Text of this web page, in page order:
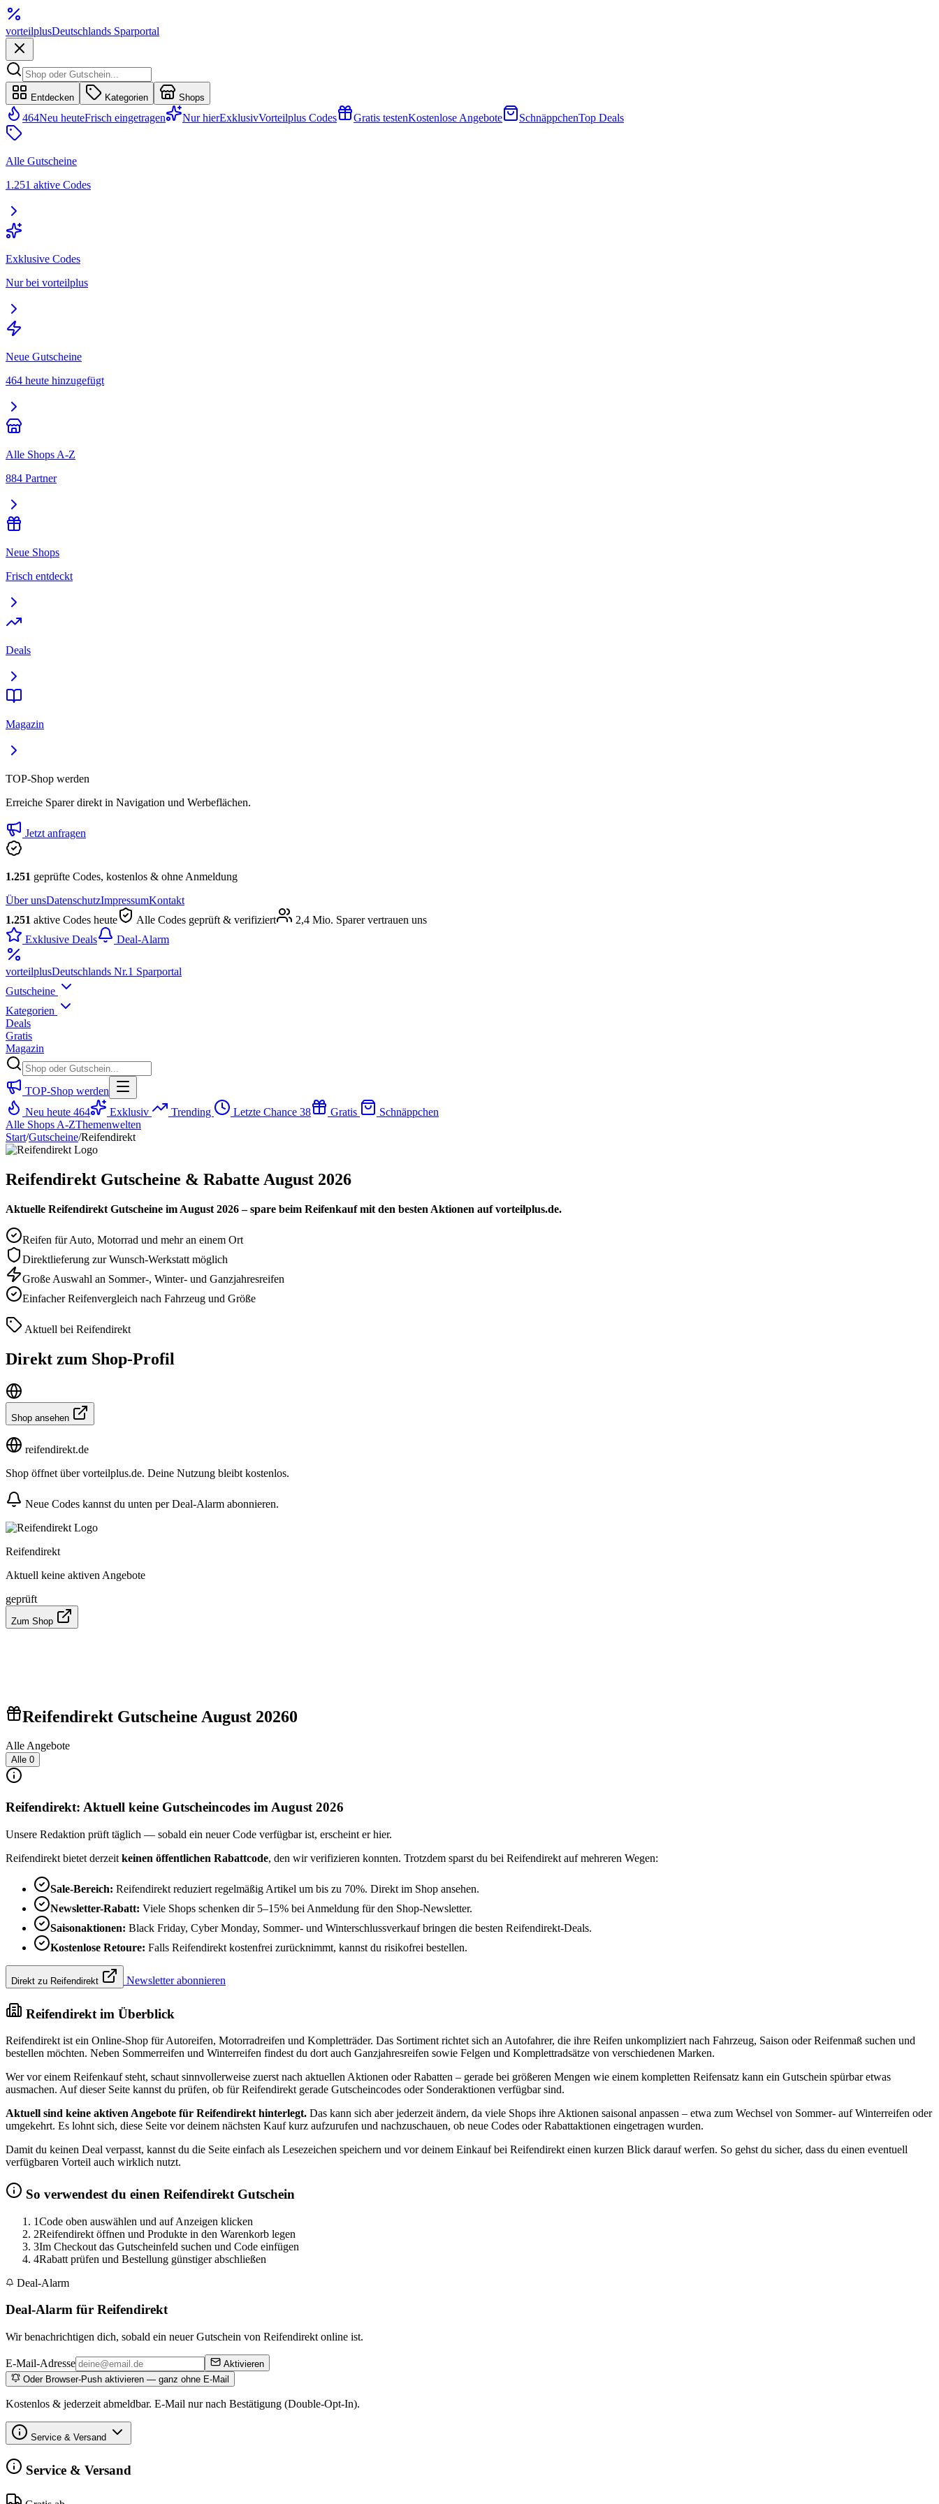
vorteilplusDeutschlands Sparportal
Entdecken Kategorien Shops
464Neu heuteFrisch eingetragen Nur hierExklusivVorteilplus Codes Gratis testenKostenlose Angebote SchnäppchenTop Deals
Alle Gutscheine
1.251 aktive Codes
Exklusive Codes
Nur bei vorteilplus
Neue Gutscheine
464 heute hinzugefügt
Alle Shops A-Z
884 Partner
Neue Shops
Frisch entdeckt
Deals
Magazin
TOP-Shop werden
Erreiche Sparer direkt in Navigation und Werbeflächen.
Jetzt anfragen
1.251 geprüfte Codes, kostenlos & ohne Anmeldung
Über unsDatenschutzImpressumKontakt
1.251 aktive Codes heute Alle Codes geprüft & verifiziert
2,4 Mio. Sparer vertrauen uns
Exklusive Deals
Deal-Alarm
vorteilplusDeutschlands Nr.1 Sparportal
Gutscheine
Kategorien
Deals
Gratis
Magazin
TOP-Shop werden
Neu heute 464 Exklusiv Trending Letzte Chance 38 Gratis
Schnäppchen
Alle Shops A-ZThemenwelten
Start/Gutscheine/Reifendirekt
Reifendirekt Gutscheine & Rabatte August 2026
Aktuelle Reifendirekt Gutscheine im August 2026 – spare beim Reifenkauf mit den besten Aktionen auf vorteilplus.de.
Reifen für Auto, Motorrad und mehr an einem Ort
Direktlieferung zur Wunsch-Werkstatt möglich
Große Auswahl an Sommer-, Winter- und Ganzjahresreifen
Einfacher Reifenvergleich nach Fahrzeug und Größe
Aktuell bei Reifendirekt
Direkt zum Shop-Profil
Shop ansehen
reifendirekt.de
Shop öffnet über vorteilplus.de. Deine Nutzung bleibt kostenlos.
Neue Codes kannst du unten per Deal-Alarm abonnieren.
Reifendirekt
Aktuell keine aktiven Angebote
geprüft
Zum Shop
Reifendirekt Gutscheine August 20260
Alle Angebote
Alle 0
Reifendirekt: Aktuell keine Gutscheincodes im August 2026
Unsere Redaktion prüft täglich — sobald ein neuer Code verfügbar ist, erscheint er hier.
Reifendirekt bietet derzeit keinen öffentlichen Rabattcode, den wir verifizieren konnten. Trotzdem sparst du bei Reifendirekt auf mehreren Wegen:
Sale-Bereich: Reifendirekt reduziert regelmäßig Artikel um bis zu 70%. Direkt im Shop ansehen.
Newsletter-Rabatt: Viele Shops schenken dir 5–15% bei Anmeldung für den Shop-Newsletter.
Saisonaktionen: Black Friday, Cyber Monday, Sommer- und Winterschlussverkauf bringen die besten Reifendirekt-Deals.
Kostenlose Retoure: Falls Reifendirekt kostenfrei zurücknimmt, kannst du risikofrei bestellen.
Direkt zu Reifendirekt Newsletter abonnieren
Reifendirekt im Überblick
Reifendirekt ist ein Online-Shop für Autoreifen, Motorradreifen und Kompletträder. Das Sortiment richtet sich an Autofahrer, die ihre Reifen unkompliziert nach Fahrzeug, Saison oder Reifenmaß suchen und
bestellen möchten. Neben Sommerreifen und Winterreifen findest du dort auch Ganzjahresreifen sowie Felgen und Komplettradsätze von verschiedenen Marken.
Wer vor einem Reifenkauf steht, schaut sinnvollerweise zuerst nach aktuellen Aktionen oder Rabatten – gerade bei größeren Mengen wie einem kompletten Reifensatz kann ein Gutschein spürbar etwas
ausmachen. Auf dieser Seite kannst du prüfen, ob für Reifendirekt gerade Gutscheincodes oder Sonderaktionen verfügbar sind.
Aktuell sind keine aktiven Angebote für Reifendirekt hinterlegt. Das kann sich aber jederzeit ändern, da viele Shops ihre Aktionen saisonal anpassen – etwa zum Wechsel von Sommer- auf Winterreifen oder
umgekehrt. Es lohnt sich, diese Seite vor deinem nächsten Kauf kurz aufzurufen und nachzuschauen, ob neue Codes oder Rabattaktionen eingetragen wurden.
Damit du keinen Deal verpasst, kannst du die Seite einfach als Lesezeichen speichern und vor deinem Einkauf bei Reifendirekt einen kurzen Blick darauf werfen. So gehst du sicher, dass du einen eventuell
verfügbaren Vorteil auch wirklich nutzt.
So verwendest du einen Reifendirekt Gutschein
1Code oben auswählen und auf Anzeigen klicken
2Reifendirekt öffnen und Produkte in den Warenkorb legen
3Im Checkout das Gutscheinfeld suchen und Code einfügen
4Rabatt prüfen und Bestellung günstiger abschließen
Deal-Alarm
Deal-Alarm für Reifendirekt
Wir benachrichtigen dich, sobald ein neuer Gutschein von Reifendirekt online ist.
E-Mail-Adresse
Aktivieren
Oder Browser-Push aktivieren — ganz ohne E-Mail
Kostenlos & jederzeit abmeldbar. E-Mail nur nach Bestätigung (Double-Opt-In).
Service & Versand
Service & Versand